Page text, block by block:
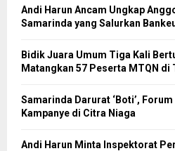
Andi Harun Ancam Ungkap
Samarinda yang Salurkan
Bidik Juara Umum Tiga Kali
Matangkan 57 Peserta MTQN di
Samarinda Darurat ‘Boti’,
Kampanye di Citra Niaga
Andi Harun Minta Inspektorat